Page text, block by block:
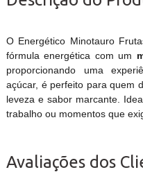
O Energético Minotauro
fórmula energética com um
proporcionando uma
açúcar, é perfeito para quem
leveza e sabor marcante.
trabalho ou momentos que
Avaliações dos